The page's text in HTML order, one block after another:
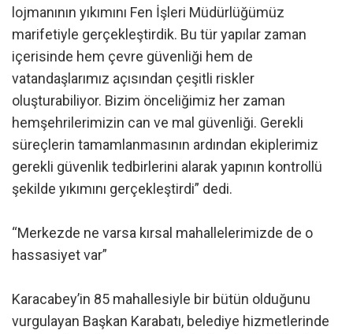
lojmanının yıkımını Fen İşleri Müdürlüğümüz
marifetiyle gerçekleştirdik. Bu tür yapılar zaman
içerisinde hem çevre güvenliği hem de
vatandaşlarımız açısından çeşitli riskler
oluşturabiliyor. Bizim önceliğimiz her zaman
hemşehrilerimizin can ve mal güvenliği. Gerekli
süreçlerin tamamlanmasının ardından ekiplerimiz
gerekli güvenlik tedbirlerini alarak yapının kontrollü
şekilde yıkımını gerçekleştirdi” dedi.
“Merkezde ne varsa kırsal mahallelerimizde de o
hassasiyet var”
Karacabey’in 85 mahallesiyle bir bütün olduğunu
vurgulayan Başkan Karabatı, belediye hizmetlerinde